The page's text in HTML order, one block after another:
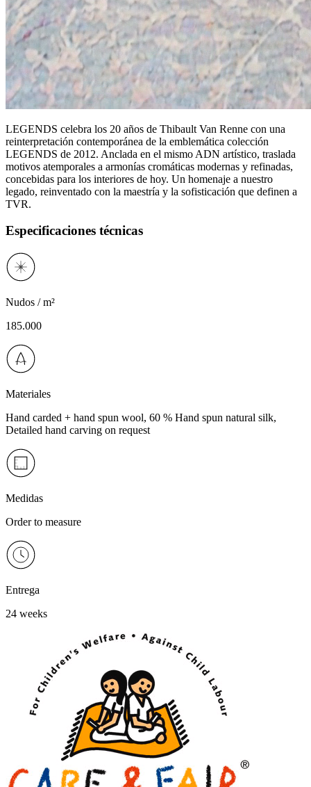
LEGENDS celebra los 20 años de Thibault Van Renne con una
reinterpretación contemporánea de la emblemática colección
LEGENDS de 2012. Anclada en el mismo ADN artístico, traslada
motivos atemporales a armonías cromáticas modernas y refinadas,
concebidas para los interiores de hoy. Un homenaje a nuestro
legado, reinventado con la maestría y la sofisticación que definen a
TVR.
Especificaciones técnicas
Nudos / m²
185.000
Materiales
Hand carded + hand spun wool, 60 % Hand spun natural silk,
Detailed hand carving on request
Medidas
Order to measure
Entrega
24 weeks